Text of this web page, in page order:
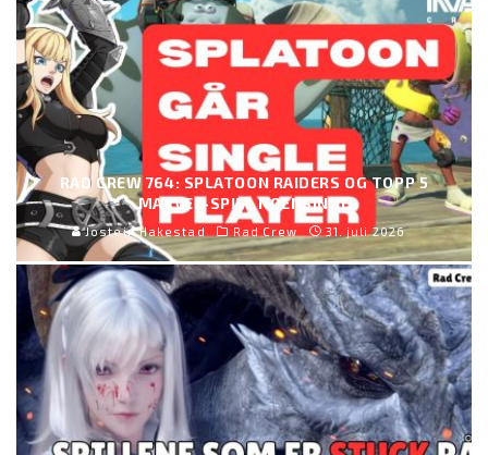
RAD CREW 764: SPLATOON RAIDERS OG TOPP 5
MARVEL-SPILL NOENSINNE
Jostein Hakestad Rad Crew 31. juli 2026